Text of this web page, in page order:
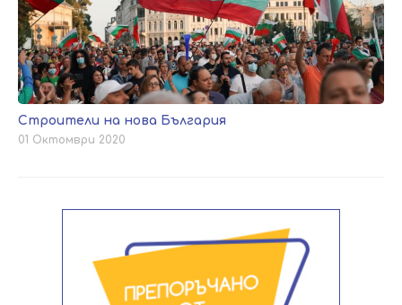
Строители на нова България
01 Октомври 2020